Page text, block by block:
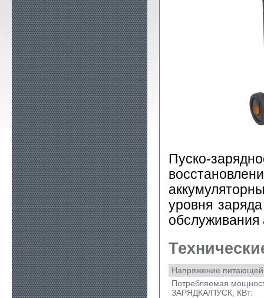
Пуско-
уровня
обслуживания
Напряжение питающей
Потребляемая
ЗАРЯДКА/ПУСК, КВт: